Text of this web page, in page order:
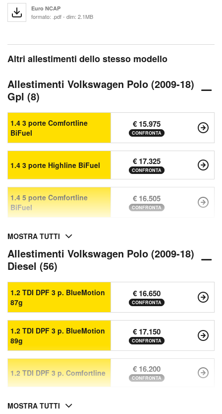
Euro NCAP
formato: .pdf - dim: 2.1MB
Altri allestimenti dello stesso modello
Allestimenti Volkswagen Polo (2009-18)
Gpl (8)
1.4 3 porte Comfortline
BiFuel
€ 15.975
CONFRONTA
1.4 3 porte Highline BiFuel € 17.325
CONFRONTA
1.4 5 porte Comfortline
BiFuel
€ 16.505
CONFRONTA
MOSTRA TUTTI
Allestimenti Volkswagen Polo (2009-18)
Diesel (56)
1.2 TDI DPF 3 p. BlueMotion
87g
€ 16.650
CONFRONTA
1.2 TDI DPF 3 p. BlueMotion
89g
€ 17.150
CONFRONTA
1.2 TDI DPF 3 p. Comfortline € 16.200
CONFRONTA
MOSTRA TUTTI